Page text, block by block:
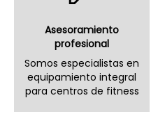
Asesoramiento
profesional
Somos especialistas en
equipamiento integral
para centros de fitness